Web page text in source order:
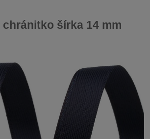
šírka 14 mm